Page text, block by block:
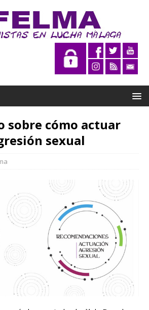
sobre cómo actuar
sexual